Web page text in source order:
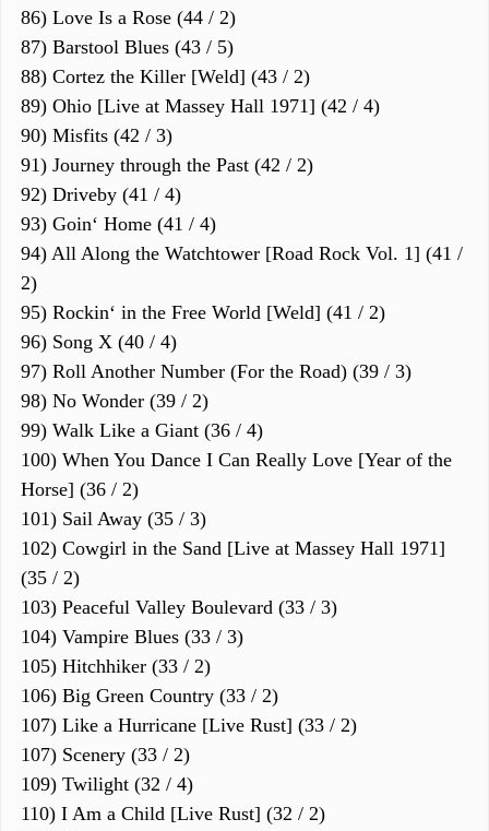
86) Love Is a Rose (44 / 2)
87) Barstool Blues (43 / 5)
88) Cortez the Killer [Weld] (43 / 2)
89) Ohio [Live at Massey Hall 1971] (42 / 4)
90) Misfits (42 / 3)
91) Journey through the Past (42 / 2)
92) Driveby (41 / 4)
93) Goin‘ Home (41 / 4)
94) All Along the Watchtower [Road Rock Vol. 1] (41 /
2)
95) Rockin‘ in the Free World [Weld] (41 / 2)
96) Song X (40 / 4)
97) Roll Another Number (For the Road) (39 / 3)
98) No Wonder (39 / 2)
99) Walk Like a Giant (36 / 4)
100) When You Dance I Can Really Love [Year of the
Horse] (36 / 2)
101) Sail Away (35 / 3)
102) Cowgirl in the Sand [Live at Massey Hall 1971]
(35 / 2)
103) Peaceful Valley Boulevard (33 / 3)
104) Vampire Blues (33 / 3)
105) Hitchhiker (33 / 2)
106) Big Green Country (33 / 2)
107) Like a Hurricane [Live Rust] (33 / 2)
107) Scenery (33 / 2)
109) Twilight (32 / 4)
110) I Am a Child [Live Rust] (32 / 2)